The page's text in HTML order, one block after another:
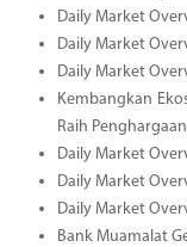
Daily Market
Daily Market
Daily Market
Kembangkan
Raih Penghargaan
Daily Market
Daily Market
Daily Market
Bank Muamalat